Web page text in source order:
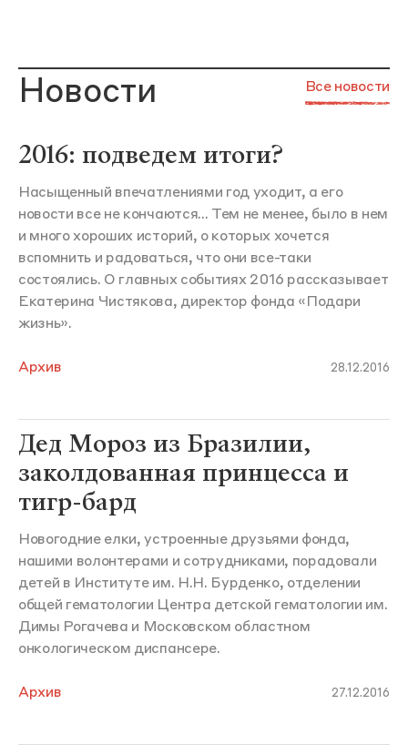
Новости Все новости
2016: подведем итоги?
Насыщенный впечатлениями год уходит, а его
новости все не кончаются... Тем не менее, было в нем
и много хороших историй, о которых хочется
вспомнить и радоваться, что они все-таки
состоялись. О главных событиях 2016 рассказывает
Екатерина Чистякова, директор фонда «Подари
жизнь».
Архив 28.12.2016
Дед Мороз из Бразилии,
заколдованная принцесса и
тигр-бард
Новогодние елки, устроенные друзьями фонда,
нашими волонтерами и сотрудниками, порадовали
детей в Институте им. Н.Н. Бурденко, отделении
общей гематологии Центра детской гематологии им.
Димы Рогачева и Московском областном
онкологическом диспансере.
Архив 27.12.2016